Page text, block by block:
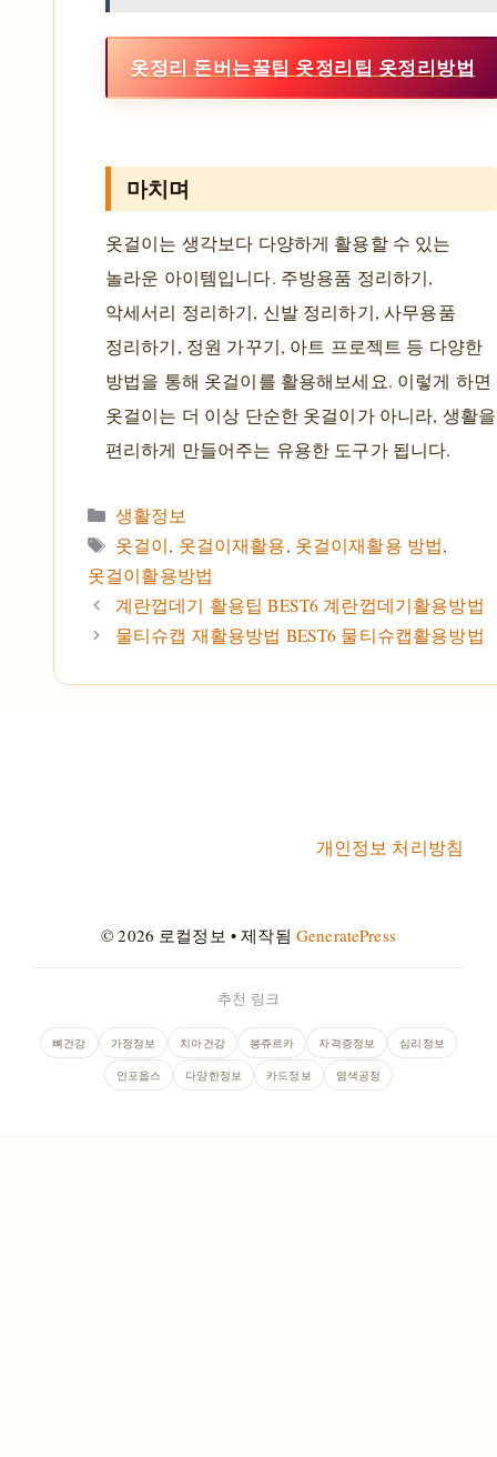
옷정리 돈버는꿀팁 옷정리팁 옷정리방법
마치며
옷걸이는 생각보다 다양하게 활용할 수 있는
놀라운 아이템입니다. 주방용품 정리하기,
악세서리 정리하기, 신발 정리하기, 사무용품
정리하기, 정원 가꾸기, 아트 프로젝트 등 다양한
방법을 통해 옷걸이를 활용해보세요. 이렇게 하면
옷걸이는 더 이상 단순한 옷걸이가 아니라, 생활을
편리하게 만들어주는 유용한 도구가 됩니다.
카테고리
생활정보
태그
옷걸이, 옷걸이재활용, 옷걸이재활용 방법,
옷걸이활용방법
계란껍데기 활용팁 BEST6 계란껍데기활용방법
물티슈캡 재활용방법 BEST6 물티슈캡활용방법
개인정보 처리방침
© 2026 로컬정보 • 제작됨 GeneratePress
추천 링크
뼈건강 가정정보 치아건강 봉쥬르카 자격증정보 심리정보
인포웁스 다양한정보 카드정보 염색공정